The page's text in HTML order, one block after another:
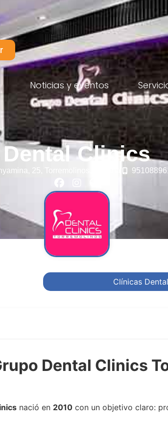
Noticias y eventos
Dental Clinics
25,
Clínicas
Dental Clinics
nació en 2010 con un objetivo claro: